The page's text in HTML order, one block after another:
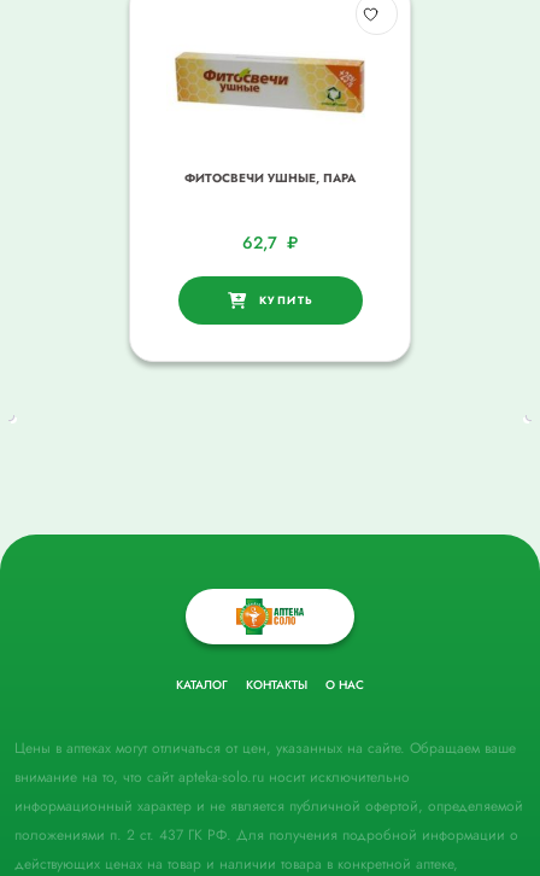
ФИТОСВЕЧИ УШНЫЕ, ПАРА
62,7 ₽
КУПИТЬ
КАТАЛОГ КОНТАКТЫ О НАС
Цены в аптеках могут отличаться от цен, указанных на сайте. Обращаем ваше
внимание на то, что сайт apteka-solo.ru носит исключительно
информационный характер и не является публичной офертой, определяемой
положениями п. 2 ст. 437 ГК РФ. Для получения подробной информации о
действующих ценах на товар и наличии товара в конкретной аптеке,